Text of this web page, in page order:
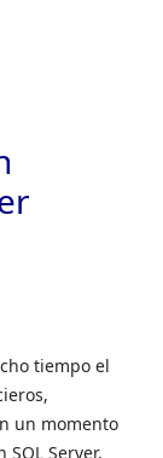
tiempo el
un momento
Server,